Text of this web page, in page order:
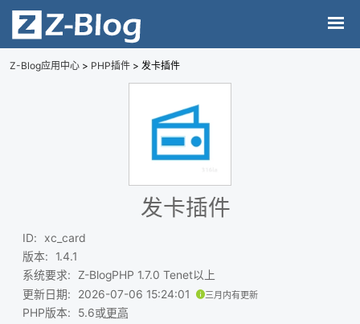
Z-Blog应用中心 > PHP插件 > 发卡插件
发卡插件
ID:
xc_card
版本:
1.4.1
系统要求:
Z-BlogPHP 1.7.0 Tenet以上
更新日期: 2026-07-06 15:24:01 三月内有更新
PHP版本: 5.6或更高